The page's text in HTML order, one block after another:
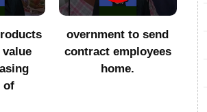
send
सातै प्रदेशमा एमालेसँगको
सहकार्य अन्त्य गर्ने